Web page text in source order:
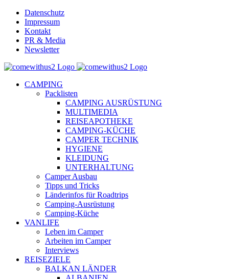
Skip
content
Datenschutz
Impressum
Kontakt
PR & Media
Newsletter
YouTube
Facebook
Twitter
Instagram
Pinterest
Email
CAMPING
Packlisten
CAMPING AUSRÜSTUNG
MULTIMEDIA
REISEAPOTHEKE
CAMPING-KÜCHE
CAMPER TECHNIK
HYGIENE
KLEIDUNG
UNTERHALTUNG
Camper Ausbau
Tipps und Tricks
Länderinfos für Roadtrips
Camping-Ausrüstung
Camping-Küche
VANLIFE
Leben im Camper
Arbeiten im Camper
Interviews
REISEZIELE
BALKAN LÄNDER